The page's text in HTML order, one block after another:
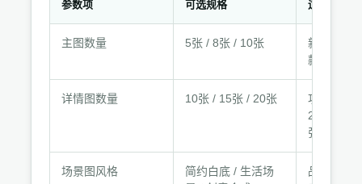
用
条
参数项 可选规格 适用条件
主图数量 5张 / 8张 / 10张
新品上架
款升级选
详情图数量 10张 / 15张 / 20张
功能复杂
20张，简
张
场景图风格
简约白底 / 生活场
品牌调性